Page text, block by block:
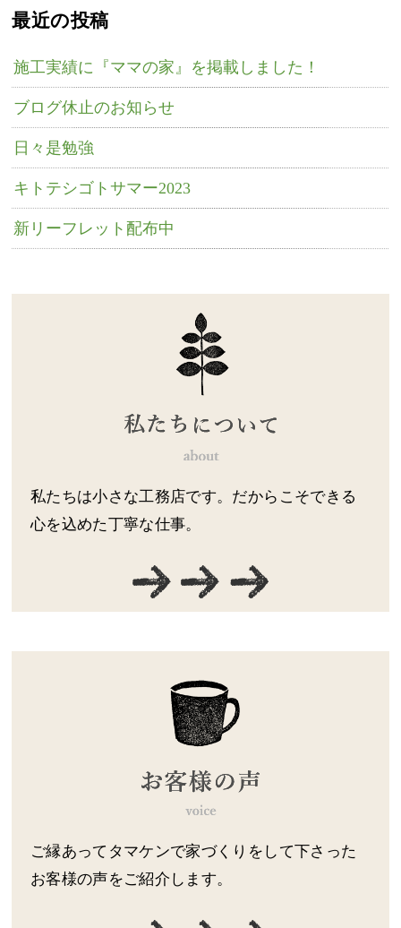
最近の投稿
施工実績に『ママの家』を掲載しました！
ブログ休止のお知らせ
日々是勉強
キトテシゴトサマー2023
新リーフレット配布中
私たちは小さな工務店です。だからこそできる
心を込めた丁寧な仕事。
ご縁あってタマケンで家づくりをして下さった
お客様の声をご紹介します。